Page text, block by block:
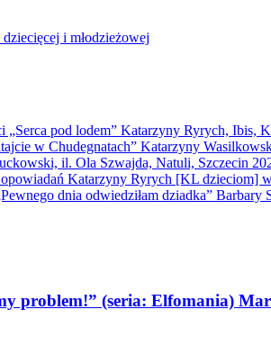
i młodzieżowej
„Serca pod lodem” Katarzyny Ryrych, Ibis,
w Chudegnatach” Katarzyny
il. Ola Szwajda, Natuli, Szczecin
Katarzyny Ryrych [KL dzieciom]
dnia odwiedziłam dziadka”
problem!” (seria: Elfomania)